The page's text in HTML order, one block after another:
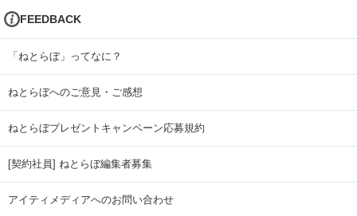
FEEDBACK
「ねとらぼ」ってなに？
ねとらぼへのご意見・ご感想
ねとらぼプレゼントキャンペーン応募規約
[契約社員] ねとらぼ編集者募集
アイティメディアへのお問い合わせ